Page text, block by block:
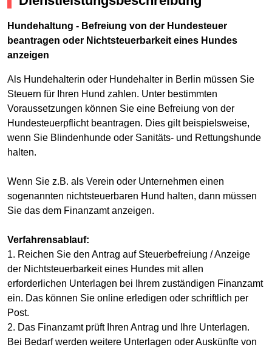
Hundehaltung - Befreiung von der Hundesteuer
beantragen oder Nichtsteuerbarkeit eines Hundes
anzeigen
Als Hundehalterin oder Hundehalter in Berlin müssen Sie
Steuern für Ihren Hund zahlen. Unter bestimmten
Voraussetzungen können Sie eine Befreiung von der
Hundesteuerpflicht beantragen. Dies gilt beispielsweise,
wenn Sie Blindenhunde oder Sanitäts- und Rettungshunde
halten.
Wenn Sie z.B. als Verein oder Unternehmen einen
sogenannten nichtsteuerbaren Hund halten, dann müssen
Sie das dem Finanzamt anzeigen.
Verfahrensablauf:
1. Reichen Sie den Antrag auf Steuerbefreiung / Anzeige
der Nichtsteuerbarkeit eines Hundes mit allen
erforderlichen Unterlagen bei Ihrem zuständigen Finanzamt
ein. Das können Sie online erledigen oder schriftlich per
Post.
2. Das Finanzamt prüft Ihren Antrag und Ihre Unterlagen.
Bei Bedarf werden weitere Unterlagen oder Auskünfte von